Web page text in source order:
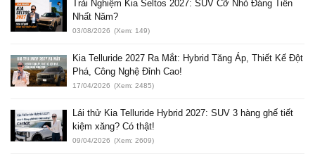
Trải Nghiệm Kia Seltos 2027: SUV Cỡ Nhỏ Đáng Tiền
Nhất Năm?
03/08/2026 (Xem: 149)
Kia Telluride 2027 Ra Mắt: Hybrid Tăng Áp, Thiết Kế Đột
Phá, Công Nghệ Đỉnh Cao!
17/04/2026 (Xem: 2485)
Lái thử Kia Telluride Hybrid 2027: SUV 3 hàng ghế tiết
kiệm xăng? Có thật!
09/04/2026 (Xem: 2609)